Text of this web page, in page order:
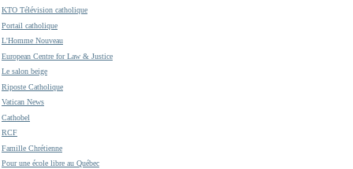
KTO Télévision catholique
Portail catholique
L'Homme Nouveau
European Centre for Law & Justice
Le salon beige
Riposte Catholique
Vatican News
Cathobel
RCF
Famille Chrétienne
Pour une école libre au Québec